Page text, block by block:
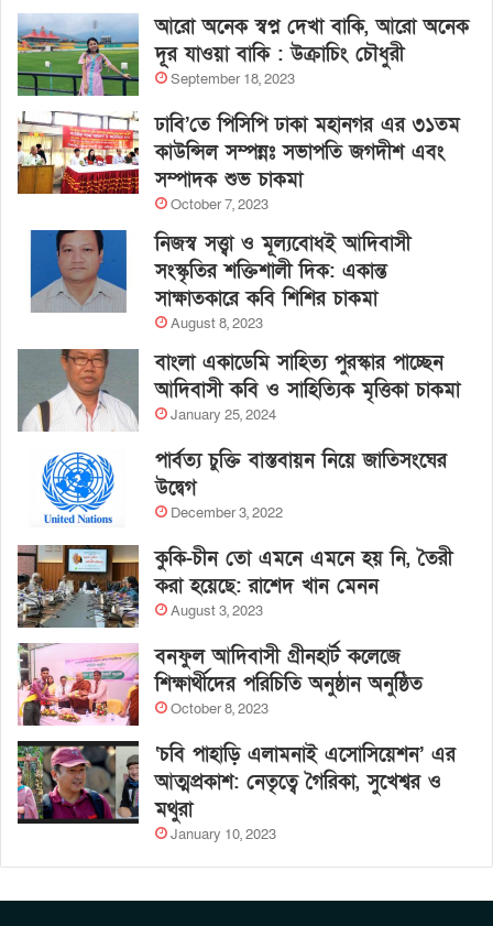
আরো অনেক স্বপ্ন দেখা বাকি, আরো অনেক
দূর যাওয়া বাকি : উক্রাচিং চৌধুরী
September 18, 2023
ঢাবি’তে পিসিপি ঢাকা মহানগর এর ৩১তম
কাউন্সিল সম্পন্নঃ সভাপতি জগদীশ এবং
সম্পাদক শুভ চাকমা
October 7, 2023
নিজস্ব সত্ত্বা ও মূল্যবোধই আদিবাসী
সংস্কৃতির শক্তিশালী দিক: একান্ত
সাক্ষাতকারে কবি শিশির চাকমা
August 8, 2023
বাংলা একাডেমি সাহিত্য পুরস্কার পাচ্ছেন
আদিবাসী কবি ও সাহিত্যিক মৃত্তিকা চাকমা
January 25, 2024
পার্বত্য চুক্তি বাস্তবায়ন নিয়ে জাতিসংঘের
উদ্বেগ
December 3, 2022
কুকি-চীন তো এমনে এমনে হয় নি, তৈরী
করা হয়েছে: রাশেদ খান মেনন
August 3, 2023
বনফুল আদিবাসী গ্রীনহার্ট কলেজে
শিক্ষার্থীদের পরিচিতি অনুষ্ঠান অনুষ্ঠিত
October 8, 2023
‘চবি পাহাড়ি এলামনাই এসোসিয়েশন’ এর
আত্মপ্রকাশ: নেতৃত্বে গৈরিকা, সুখেশ্বর ও
মথুরা
January 10, 2023